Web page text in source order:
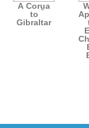
A Coru̱a
to
Gibraltar